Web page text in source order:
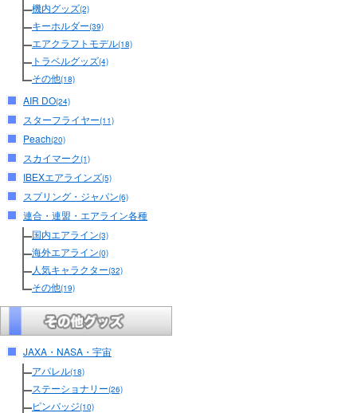
機内グッズ(2)
キーホルダー(39)
エアクラフトモデル(18)
トラベルグッズ(4)
その他(18)
AIR DO(24)
スターフライヤー(11)
Peach(20)
スカイマーク(1)
IBEXエアラインズ(5)
スプリング・ジャパン(6)
連合・連盟・エアライン各種
国内エアライン(3)
海外エアライン(0)
人気キャラクター(32)
その他(19)
JAXA・NASA・宇宙
アパレル(18)
ステーショナリー(26)
ピンバッジ(10)